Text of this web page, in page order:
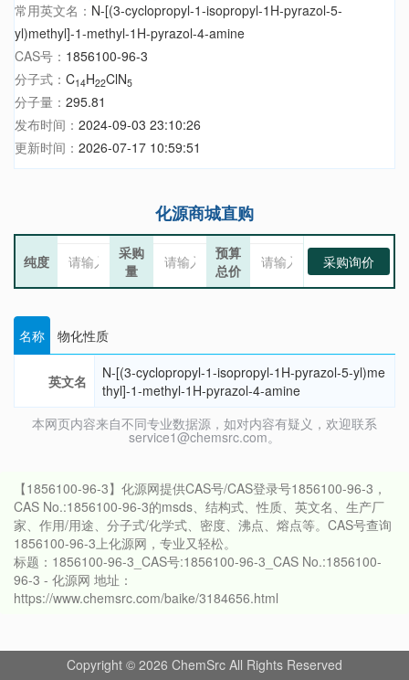
常用英文名： N-[(3-cyclopropyl-1-isopropyl-1H-pyrazol-5-
yl)methyl]-1-methyl-1H-pyrazol-4-amine
CAS号： 1856100-96-3
分子式： C14H22ClN5
分子量： 295.81
发布时间： 2024-09-03 23:10:26
更新时间： 2026-07-17 10:59:51
化源商城直购
纯度
采购
量
预算
总价
采购询价
名称 物化性质
英文名
N-[(3-cyclopropyl-1-isopropyl-1H-pyrazol-5-yl)me
thyl]-1-methyl-1H-pyrazol-4-amine
本网页内容来自不同专业数据源，如对内容有疑义，欢迎联系
service1@chemsrc.com。
【1856100-96-3】化源网提供CAS号/CAS登录号1856100-96-3，
CAS No.:1856100-96-3的msds、结构式、性质、英文名、生产厂
家、作用/用途、分子式/化学式、密度、沸点、熔点等。CAS号查询
1856100-96-3上化源网，专业又轻松。
标题：1856100-96-3_CAS号:1856100-96-3_CAS No.:1856100-
96-3 - 化源网 地址：
https://www.chemsrc.com/baike/3184656.html
Copyright © 2026 ChemSrc All Rights Reserved